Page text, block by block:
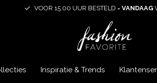
VOOR 15.00 UUR BESTELD = VANDAAG
Inspiratie & Trends